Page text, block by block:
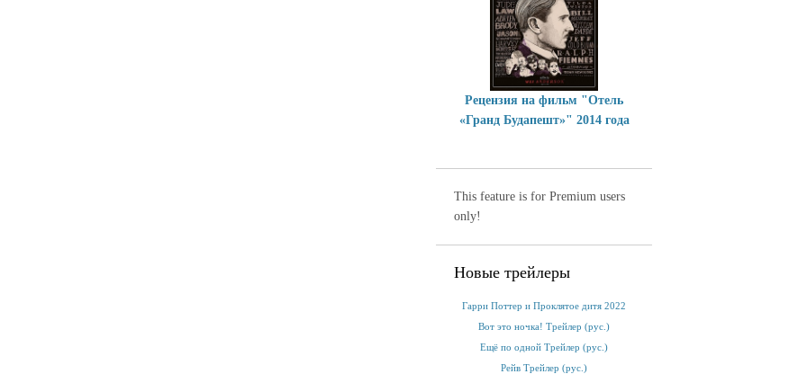
Рецензия на фильм "Отель
«Гранд Будапешт»" 2014 года
This feature is for Premium users
only!
Новые трейлеры
Гарри Поттер и Проклятое дитя 2022
Вот это ночка! Трейлер (рус.)
Ещё по одной Трейлер (рус.)
Рейв Трейлер (рус.)